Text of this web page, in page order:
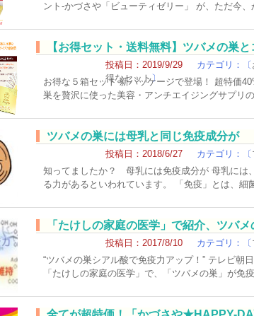
ント‐かづさや「ビューティゼリー」 が、ただ今
【お得セット・送料無料】ツバメの巣
投稿日：2019/9/29 カテゴリ：〔
得なセット〕
お得な５箱セット 新パッケージで登場！ 超特価
巣を贅沢に使った美容・アンチエイジングサプリ
ツバメの巣には母乳と同じ免疫成分が
投稿日：2018/6/27 カテゴリ：〔
知ってましたか？ 母乳には免疫成分が 母乳には
る力があるといわれています。 「免疫」とは、
「たけしの家庭の医学」で紹介、ツバ
投稿日：2017/8/10 カテゴリ：〔
“ツバメの巣シアル酸で免疫力アップ！” テレビ朝
「たけしの家庭の医学」で、「ツバメの巣」が